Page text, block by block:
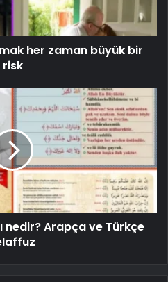
her zaman büyük bir
risk
nedir? Arapça ve Türkçe